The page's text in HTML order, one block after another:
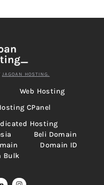
JAGOAN HOSTING.
Web Hosting
CPanel
Hosting
Beli Domain
Domain ID
Bulk